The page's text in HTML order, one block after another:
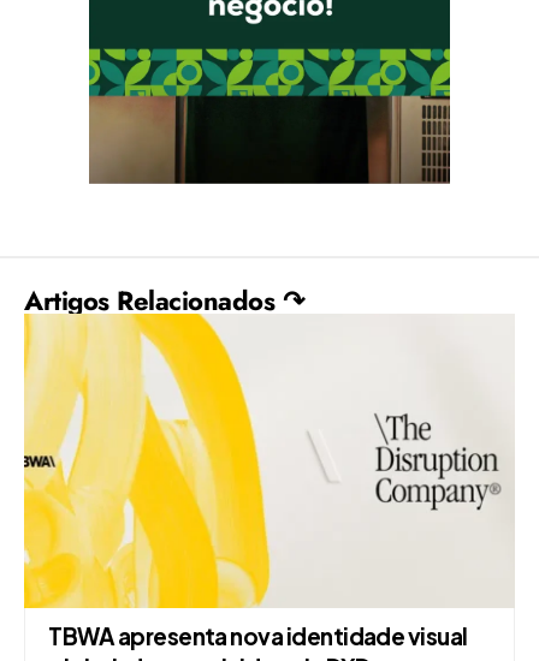
Artigos Relacionados ↷
TBWA apresenta nova identidade visual